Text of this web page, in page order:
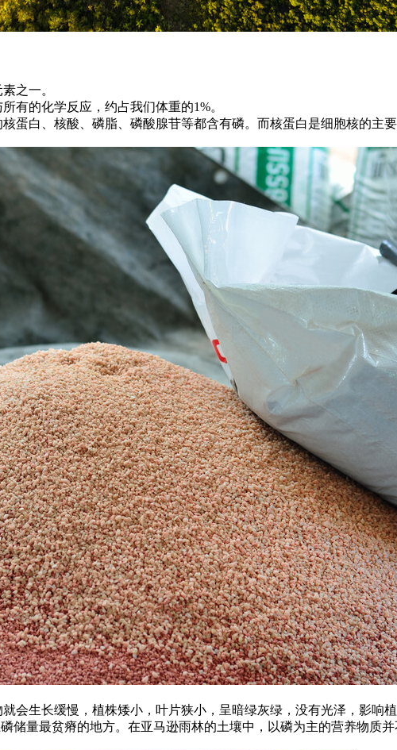
之一。
有的化学反应，约占我们体重的1%。
蛋白、核酸、磷脂、磷酸腺苷等都含有磷。而核蛋白是细胞核的主
会生长缓慢，植株矮小，叶片狭小，呈暗绿灰绿，没有光泽，影响植
储量最贫瘠的地方。在亚马逊雨林的土壤中，以磷为主的营养物